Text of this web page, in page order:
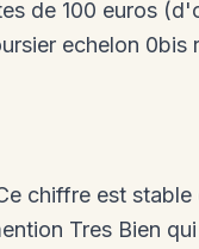
de 100 euros
echelon 0bis
chiffre est stable
Tres Bien qui